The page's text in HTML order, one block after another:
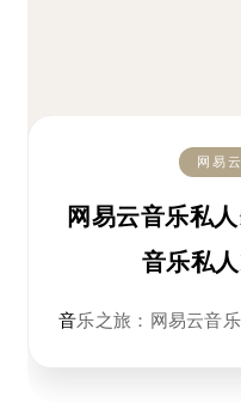
网易
网易云音乐私
音乐私
音乐之旅：网易云音